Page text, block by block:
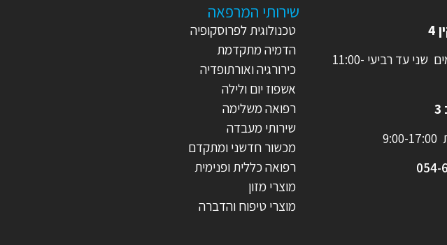
ימים ראשון וחמישי : 9:00-15:00 | ימים שני עד רביעי 11:00-
054-
שירותי המרפאה
טכנולוגית לפרוסקופיה
הדמיה מתקדמת
כירורגיה ואורתופדיה
אשפוז יום ולילה
רפואה משלימה
שירותי מעבדה
מכשור חדשני ומתקדם
רפואה כללית ופנימית
מוצרי מזון
מוצרי טיפוח והדברה